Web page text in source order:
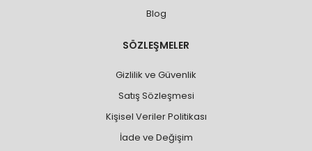
Blog
SÖZLEŞMELER
Gizlilik ve Güvenlik
Satış Sözleşmesi
Kişisel Veriler Politikası
İade ve Değişim